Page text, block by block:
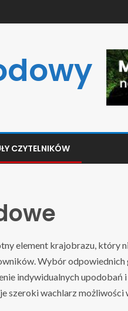
CZYTELNIKÓW
element krajobrazu, który
Wybór
indywidualnych upodobań
szeroki wachlarz możliwości